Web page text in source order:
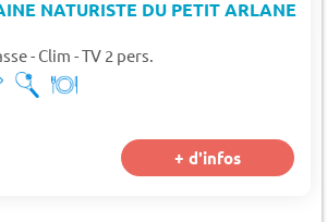
NATURISTE DU PETIT ARLANE
- Clim - TV 2 pers.
+ d'infos